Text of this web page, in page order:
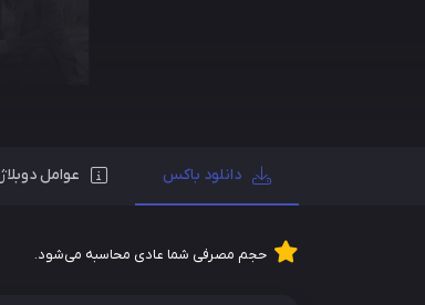
دانلود باکس عوامل دوبلاژ
حجم مصرفی شما عادی محاسبه می‌شود.